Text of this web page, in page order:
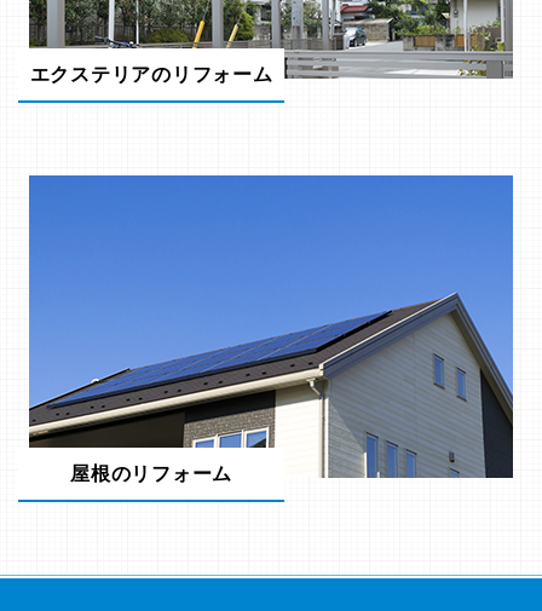
エクステリアのリフォーム
屋根のリフォーム